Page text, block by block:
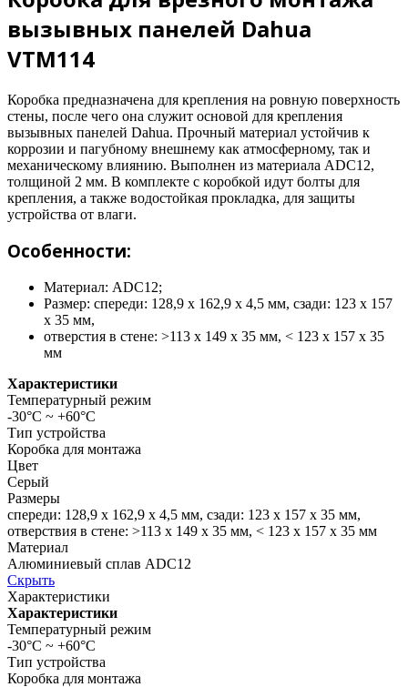
вызывных панелей Dahua
VTM114
Коробка предназначена для крепления на ровную поверхность
стены, после чего она служит основой для крепления
вызывных панелей Dahua. Прочный материал устойчив к
коррозии и пагубному внешнему как атмосферному, так и
механическому влиянию. Выполнен из материала ADC12,
толщиной 2 мм. В комплекте с коробкой идут болты для
крепления, а также водостойкая прокладка, для защиты
устройства от влаги.
Особенности:
Материал: ADC12;
Размер: спереди: 128,9 х 162,9 х 4,5 мм, сзади: 123 х 157
х 35 мм,
отверстия в стене: >113 x 149 x 35 мм, < 123 x 157 x 35
мм
Характеристики
Температурный режим
-30°C ~ +60°C
Тип устройства
Коробка для монтажа
Цвет
Серый
Размеры
спереди: 128,9 х 162,9 х 4,5 мм, сзади: 123 х 157 х 35 мм,
отверствия в стене: >113 x 149 x 35 мм, < 123 x 157 x 35 мм
Материал
Алюминиевый сплав ADC12
Скрыть
Характеристики
Характеристики
Температурный режим
-30°C ~ +60°C
Тип устройства
Коробка для монтажа